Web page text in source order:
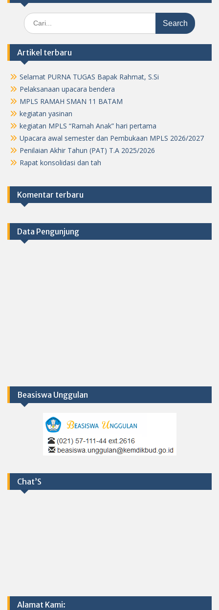
Search
for:
Artikel terbaru
Selamat PURNA TUGAS Bapak Rahmat, S.Si
Pelaksanaan upacara bendera
MPLS RAMAH SMAN 11 BATAM
kegiatan yasinan
kegiatan MPLS “Ramah Anak” hari pertama
Upacara awal semester dan Pembukaan MPLS 2026/2027
Penilaian Akhir Tahun (PAT) T.A 2025/2026
Rapat konsolidasi dan tah
Komentar terbaru
Data Pengunjung
Beasiswa Unggulan
Chat’S
Alamat Kami: